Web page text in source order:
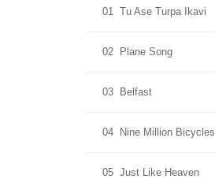
01 Tu Ase Turpa Ikavi
02 Plane Song
03 Belfast
04 Nine Million Bicycles
05 Just Like Heaven